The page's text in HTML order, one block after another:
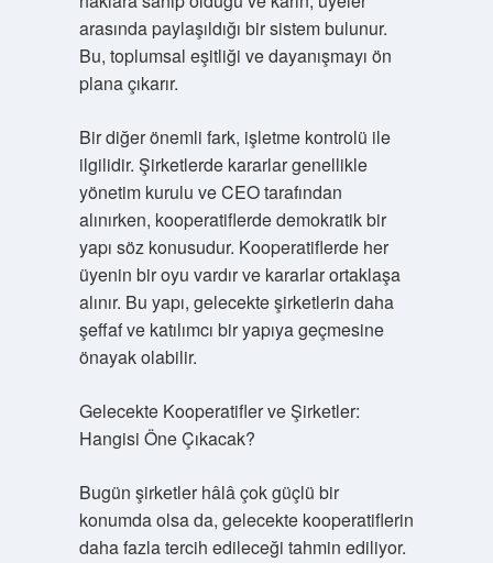
arasında paylaşıldığı bir sistem bulunur.
Bu, toplumsal eşitliği ve dayanışmayı ön
plana çıkarır.
Bir diğer önemli fark, işletme kontrolü ile
ilgilidir. Şirketlerde kararlar genellikle
yönetim kurulu ve CEO tarafından
alınırken, kooperatiflerde demokratik bir
yapı söz konusudur. Kooperatiflerde her
üyenin bir oyu vardır ve kararlar ortaklaşa
alınır. Bu yapı, gelecekte şirketlerin daha
şeffaf ve katılımcı bir yapıya geçmesine
önayak olabilir.
Gelecekte Kooperatifler ve Şirketler:
Hangisi Öne Çıkacak?
Bugün şirketler hâlâ çok güçlü bir
konumda olsa da, gelecekte kooperatiflerin
daha fazla tercih edileceği tahmin ediliyor.